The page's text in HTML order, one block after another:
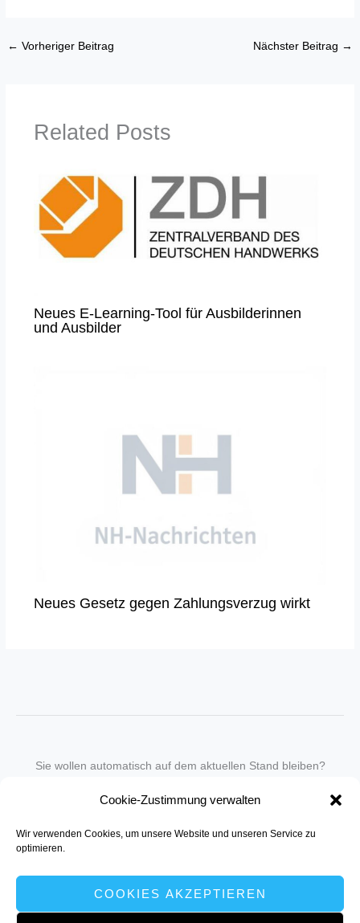
Cookie-Zustimmung verwalten
Wir verwenden Cookies, um unsere Website und unseren Service zu
optimieren.
COOKIES AKZEPTIEREN
← Vorheriger Beitrag Nächster Beitrag →
Related Posts
Neues E-Learning-Tool für Ausbilderinnen
und Ausbilder
Neues Gesetz gegen Zahlungsverzug wirkt
Sie wollen automatisch auf dem aktuellen Stand bleiben?
in unseren Newsletter-Service auf.
Senden Sie für ein Angebot einfach eine